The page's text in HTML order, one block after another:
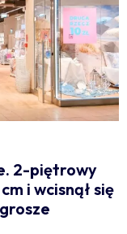
2-piętrowy
i wcisnął się